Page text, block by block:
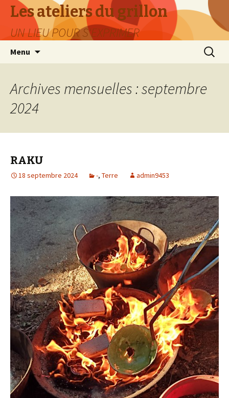
Les ateliers du grillon
UN LIEU POUR S'EXPRIMER
Menu
Archives mensuelles : septembre
2024
RAKU
18 septembre 2024 -, Terre admin9453